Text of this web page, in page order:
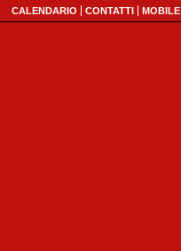
CALENDARIO CONTATTI MOBILE